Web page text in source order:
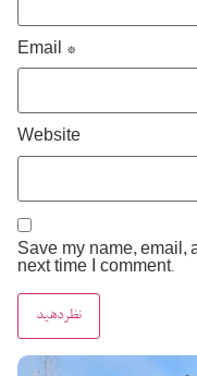
Email *
Website
Save my name, email,
next time I comment.